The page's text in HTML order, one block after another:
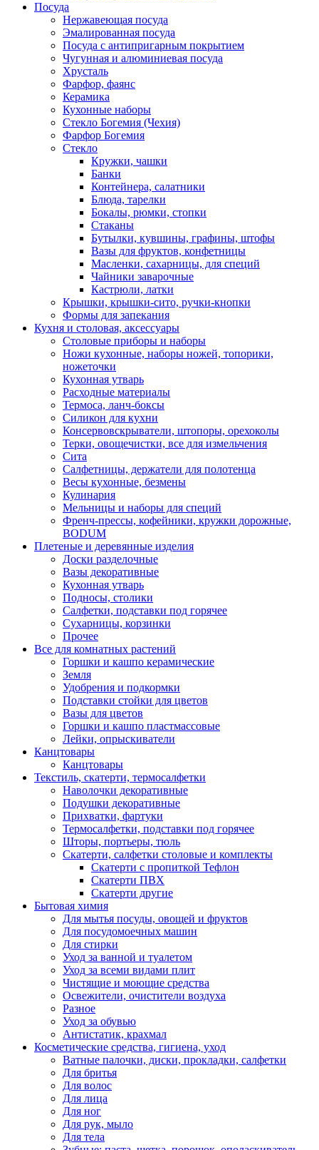
Посуда
Нержавеющая посуда
Эмалированная посуда
Посуда с антипригарным покрытием
Чугунная и алюминиевая посуда
Хрусталь
Фарфор, фаянс
Керамика
Кухонные наборы
Стекло Богемия (Чехия)
Фарфор Богемия
Стекло
Кружки, чашки
Банки
Контейнера, салатники
Блюда, тарелки
Бокалы, рюмки, стопки
Стаканы
Бутылки, кувшины, графины, штофы
Вазы для фруктов, конфетницы
Масленки, сахарницы, для специй
Чайники заварочные
Кастрюли, латки
Крышки, крышки-сито, ручки-кнопки
Формы для запекания
Кухня и столовая, аксессуары
Столовые приборы и наборы
Ножи кухонные, наборы ножей, топорики,
ножеточки
Кухонная утварь
Расходные материалы
Термоса, ланч-боксы
Силикон для кухни
Консервовскрыватели, штопоры, орехоколы
Терки, овощечистки, все для измельчения
Сита
Салфетницы, держатели для полотенца
Весы кухонные, безмены
Кулинария
Мельницы и наборы для специй
Френч-прессы, кофейники, кружки дорожные,
BODUM
Плетеные и деревянные изделия
Доски разделочные
Вазы декоративные
Кухонная утварь
Подносы, столики
Салфетки, подставки под горячее
Сухарницы, корзинки
Прочее
Все для комнатных растений
Горшки и кашпо керамические
Земля
Удобрения и подкормки
Подставки стойки для цветов
Вазы для цветов
Горшки и кашпо пластмассовые
Лейки, опрыскиватели
Канцтовары
Канцтовары
Текстиль, скатерти, термосалфетки
Наволочки декоративные
Подушки декоративные
Прихватки, фартуки
Термосалфетки, подставки под горячее
Шторы, портьеры, тюль
Скатерти, салфетки столовые и комплекты
Скатерти с пропиткой Тефлон
Скатерти ПВХ
Скатерти другие
Бытовая химия
Для мытья посуды, овощей и фруктов
Для посудомоечных машин
Для стирки
Уход за ванной и туалетом
Уход за всеми видами плит
Чистящие и моющие средства
Освежители, очистители воздуха
Разное
Уход за обувью
Антистатик, крахмал
Косметические средства, гигиена, уход
Ватные палочки, диски, прокладки, салфетки
Для бритья
Для волос
Для лица
Для ног
Для рук, мыло
Для тела